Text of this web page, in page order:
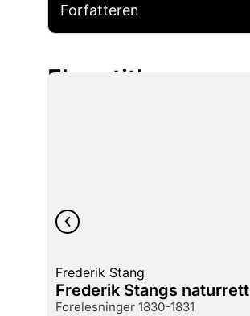
Forfatteren
Flere titler
Frederik Stang
Frederik Stangs naturrett
forelesninger 1830-1831